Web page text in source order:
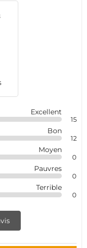
l'activation et la
continue
garages et plus.
supplémentaires
Excellent
15
Bon
12
Moyen
0
Pauvres
0
Terrible
0